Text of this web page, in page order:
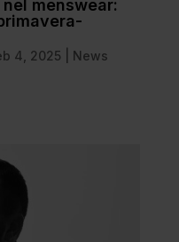
menswear:
4, 2025
News